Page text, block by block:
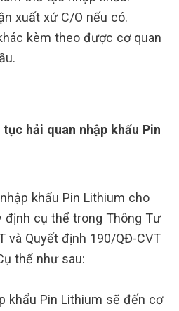
xuất xứ C/O nếu có.
kèm theo được cơ quan
hải quan nhập khẩu Pin
khẩu Pin Lithium cho
cụ thể trong Thông Tư
và Quyết định 190/QĐ-CVT
thể như sau:
khẩu Pin Lithium sẽ đến cơ